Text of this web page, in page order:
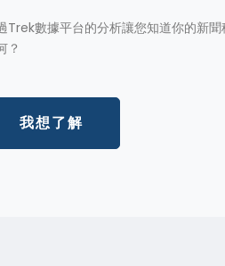
Trek數據平台的分析讓您知道你的新
？
我想了解